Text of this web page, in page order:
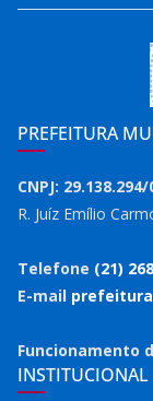
PREFEITURA
CNPJ:
R. Juíz Emílio
Telefone (21)
E-mail
Funcionamento
INSTITUCIONAL